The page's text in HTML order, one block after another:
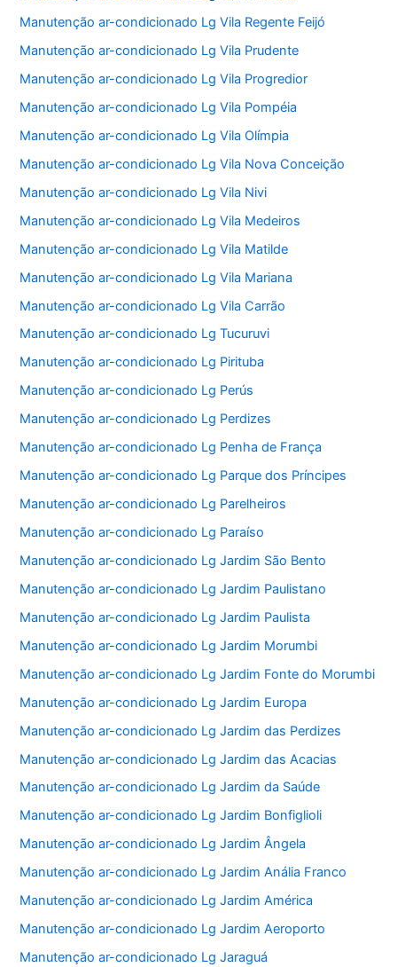
Manutenção ar-condicionado Lg Vila Regente Feijó
Manutenção ar-condicionado Lg Vila Prudente
Manutenção ar-condicionado Lg Vila Progredior
Manutenção ar-condicionado Lg Vila Pompéia
Manutenção ar-condicionado Lg Vila Olímpia
Manutenção ar-condicionado Lg Vila Nova Conceição
Manutenção ar-condicionado Lg Vila Nivi
Manutenção ar-condicionado Lg Vila Medeiros
Manutenção ar-condicionado Lg Vila Matilde
Manutenção ar-condicionado Lg Vila Mariana
Manutenção ar-condicionado Lg Vila Carrão
Manutenção ar-condicionado Lg Tucuruvi
Manutenção ar-condicionado Lg Pirituba
Manutenção ar-condicionado Lg Perús
Manutenção ar-condicionado Lg Perdizes
Manutenção ar-condicionado Lg Penha de França
Manutenção ar-condicionado Lg Parque dos Príncipes
Manutenção ar-condicionado Lg Parelheiros
Manutenção ar-condicionado Lg Paraíso
Manutenção ar-condicionado Lg Jardim São Bento
Manutenção ar-condicionado Lg Jardim Paulistano
Manutenção ar-condicionado Lg Jardim Paulista
Manutenção ar-condicionado Lg Jardim Morumbi
Manutenção ar-condicionado Lg Jardim Fonte do Morumbi
Manutenção ar-condicionado Lg Jardim Europa
Manutenção ar-condicionado Lg Jardim das Perdizes
Manutenção ar-condicionado Lg Jardim das Acacias
Manutenção ar-condicionado Lg Jardim da Saúde
Manutenção ar-condicionado Lg Jardim Bonfiglioli
Manutenção ar-condicionado Lg Jardim Ângela
Manutenção ar-condicionado Lg Jardim Anália Franco
Manutenção ar-condicionado Lg Jardim América
Manutenção ar-condicionado Lg Jardim Aeroporto
Manutenção ar-condicionado Lg Jaraguá